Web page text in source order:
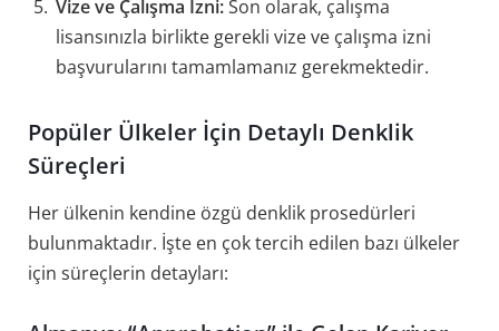
Vize ve Çalışma İzni:Son olarak, çalışma
lisansınızla birlikte gerekli vize ve çalışma izni
başvurularını tamamlamanız gerekmektedir.
Popüler Ülkeler İçin Detaylı Denklik
Süreçleri
Her ülkenin kendine özgü denklik prosedürleri
bulunmaktadır. İşte en çok tercih edilen bazı ülkeler
için süreçlerin detayları: